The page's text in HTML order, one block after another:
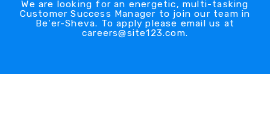
We are looking for an energetic, multi-tasking
Customer Success Manager to join our team in
Be'er-Sheva. To apply please email us at
careers@site123.com.